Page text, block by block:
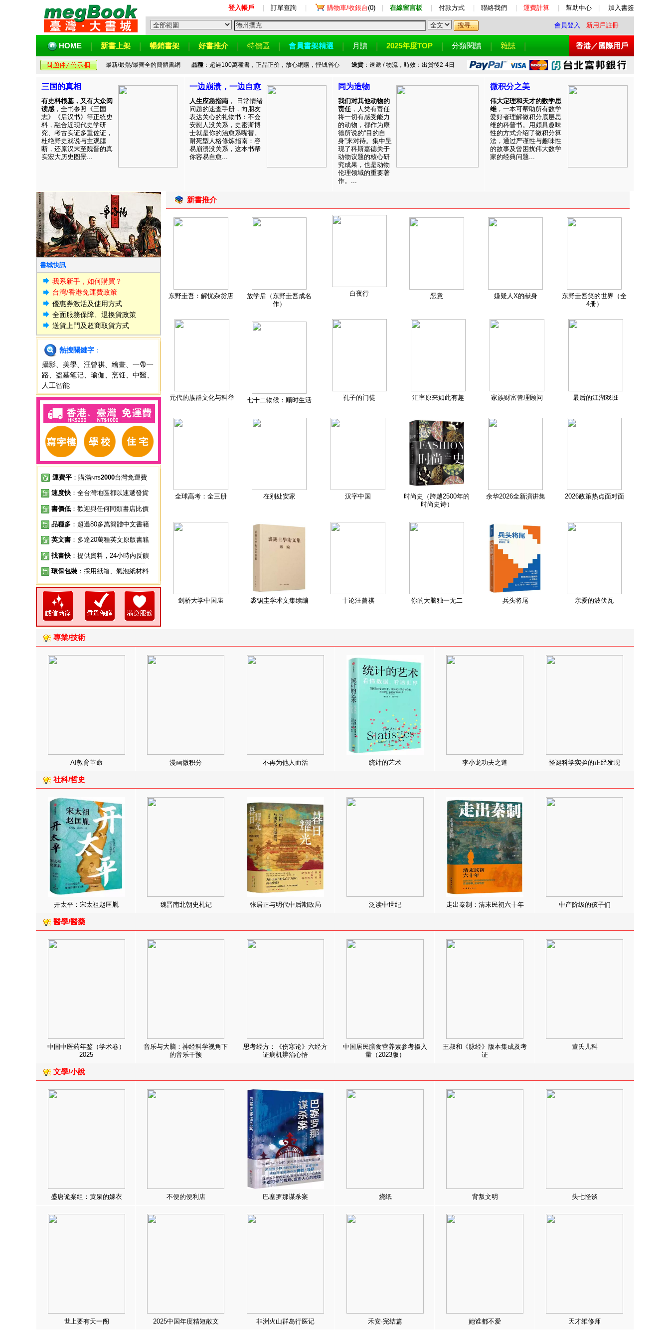
登入帳戶 訂單查詢 購物車/收銀台(0) 在線留言板 付款方式 聯絡我們 運費計算 幫助中心 加入書簽
會員登入 新用戶註冊
HOME 新書上架 暢銷書架 好書推介 特價區 會員書架精選 月讀 2025年度TOP 分類閱讀 雜誌 香港／國際用戶
最新/最熱/最齊全的簡體書網 品種：超過100萬種書，正品正价，放心網購，悭钱省心 送貨：速遞 / 物流，時效：出貨後2-4日
三国的真相
有史料根基，又有大众阅
读感 ，全书参照《三国
志》《后汉书》等正统史
料，融合近现代史学研
究、考古实证多重佐证，
杜绝野史戏说与主观臆
断，还原汉末至魏晋的真
实宏大历史图景...
一边崩溃，一边自愈
人生应急指南 ， 日常情绪
问题的速查手册，向朋友
表达关心的礼物书：不会
安慰人没关系，史密斯博
士就是你的治愈系嘴替。
耐死型人格修炼指南：容
易崩溃没关系，这本书帮
你容易自愈...
同为造物
我们对其他动物的
责任，人类有责任
将一切有感受能力
的动物，都作为康
德所说的“目的自
身”来对待。集中呈
现了科斯嘉德关于
动物议题的核心研
究成果，也是动物
伦理领域的重要著
作。...
微积分之美
伟大定理和天才的数学思
维 ，一本可帮助所有数学
爱好者理解微积分底层思
维的科普书。用颇具趣味
性的方式介绍了微积分算
法，通过严谨性与趣味性
的故事及曾困扰伟大数学
家的经典问题...
書城快訊
我系新手，如何購買？
台灣/香港免運費政策
優惠券激活及使用方式
全面服務保障、退換貨政策
送貨上門及超商取貨方式
熱搜關鍵字 ：
攝影
美學 汪曾祺 繪畫
一帶一
路
盗墓笔记 瑜伽 烹饪 中醫
人工智能
運費平 ：購滿NT$2000台灣免運費
速度快 ：全台灣地區都以速遞發貨
書價低 ：歡迎與任何同類書店比價
品種多 ：超過80多萬簡體中文書籍
英文書 ：多達20萬種英文原版書籍
找書快 ：提供資料，24小時內反饋
環保包裝 ：採用紙箱、氣泡紙材料
新書推介
东野圭吾：解忧杂货店
放学后（东野圭吾成名
作）
白夜行 恶意 嫌疑人X的献身
东野圭吾笑的世界（全
4册）
元代的族群文化与科举 七十二物候：顺时生活 孔子的门徒 汇率原来如此有趣 家族财富管理顾问 最后的江湖戏班
全球高考：全三册 在别处安家 汉字中国
时尚史（跨越2500年的
时尚史诗）
余华2026全新演讲集 2026政策热点面对面
剑桥大学中国庙 裘锡圭学术文集续编 十论汪曾祺 你的大脑独一无二 兵头将尾 亲爱的波伏瓦
專業/技術
AI教育革命 漫画微积分 不再为他人而活 统计的艺术 李小龙功夫之道 怪诞科学实验的正经发现
社科/哲史
开太平：宋太祖赵匡胤 魏晋南北朝史札记 张居正与明代中后期政局 泛读中世纪 走出秦制：清末民初六十年 中产阶级的孩子们
醫學/醫藥
中国中医药年鉴（学术卷）
2025
音乐与大脑：神经科学视角下
的音乐干预
思考经方：《伤寒论》六经方
证病机辨治心悟
中国居民膳食营养素参考摄入
量（2023版）
王叔和《脉经》版本集成及考
证
董氏儿科
文學/小說
盛唐诡案组：黄泉的嫁衣 不便的便利店 巴塞罗那谋杀案 烧纸 背叛文明 头七怪谈
世上要有天一阁 2025中国年度精短散文 非洲火山群岛行医记 禾安·完结篇 她谁都不爱 天才维修师